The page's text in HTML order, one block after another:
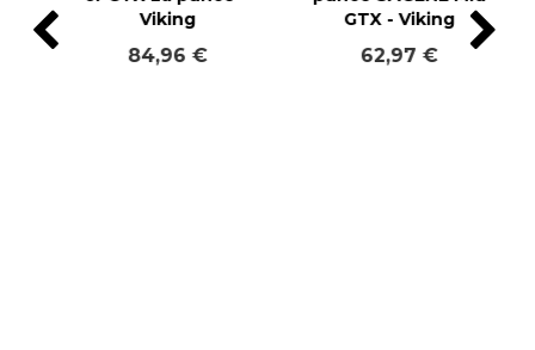
Viking
84,96 €
GTX - Viking
62,97 €